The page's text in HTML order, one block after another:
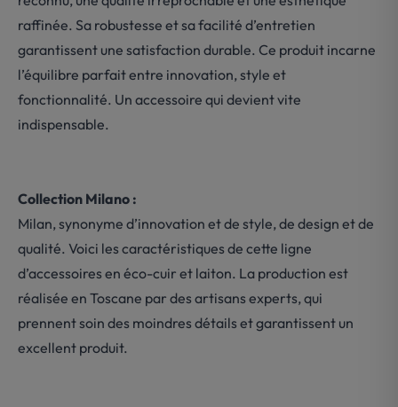
raffinée. Sa robustesse et sa facilité d’entretien
garantissent une satisfaction durable. Ce produit incarne
l’équilibre parfait entre innovation, style et
fonctionnalité. Un accessoire qui devient vite
indispensable.
Collection Milano :
Milan, synonyme d’innovation et de style, de design et de
qualité. Voici les caractéristiques de cette ligne
d’accessoires en éco-cuir et laiton. La production est
réalisée en Toscane par des artisans experts, qui
prennent soin des moindres détails et garantissent un
excellent produit.